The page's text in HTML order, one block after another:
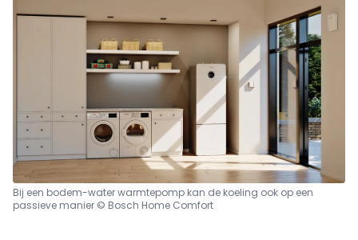
Bij een bodem-water warmtepomp kan de koeling ook op een
passieve manier © Bosch Home Comfort